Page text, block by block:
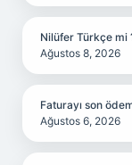
Nilüfer Türkçe mi
Ağustos 8, 2026
Faturayı son
Ağustos 6, 2026